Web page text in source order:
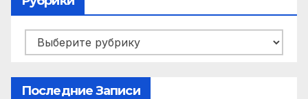
Рубрики
Последние Записи